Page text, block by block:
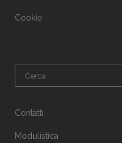
Cookie
Contatti
Modulistica